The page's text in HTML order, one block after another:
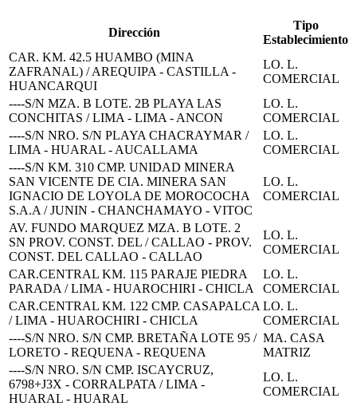
Dirección
Tipo
Establecimiento
CAR. KM. 42.5 HUAMBO (MINA
ZAFRANAL) / AREQUIPA - CASTILLA -
HUANCARQUI
LO. L.
COMERCIAL
----S/N MZA. B LOTE. 2B PLAYA LAS
CONCHITAS / LIMA - LIMA - ANCON
LO. L.
COMERCIAL
----S/N NRO. S/N PLAYA CHACRAYMAR /
LIMA - HUARAL - AUCALLAMA
LO. L.
COMERCIAL
----S/N KM. 310 CMP. UNIDAD MINERA
SAN VICENTE DE CIA. MINERA SAN
IGNACIO DE LOYOLA DE MOROCOCHA
S.A.A / JUNIN - CHANCHAMAYO - VITOC
LO. L.
COMERCIAL
AV. FUNDO MARQUEZ MZA. B LOTE. 2
SN PROV. CONST. DEL / CALLAO - PROV.
CONST. DEL CALLAO - CALLAO
LO. L.
COMERCIAL
CAR.CENTRAL KM. 115 PARAJE PIEDRA
PARADA / LIMA - HUAROCHIRI - CHICLA
LO. L.
COMERCIAL
CAR.CENTRAL KM. 122 CMP. CASAPALCA
/ LIMA - HUAROCHIRI - CHICLA
LO. L.
COMERCIAL
----S/N NRO. S/N CMP. BRETAÑA LOTE 95 /
LORETO - REQUENA - REQUENA
MA. CASA
MATRIZ
----S/N NRO. S/N CMP. ISCAYCRUZ,
6798+J3X - CORRALPATA / LIMA -
HUARAL - HUARAL
LO. L.
COMERCIAL